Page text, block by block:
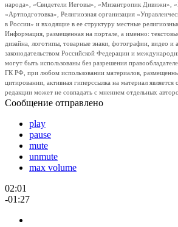
народа», «Свидетели Иеговы», «Мизантропик Дивижн»,
«Артподготовка», Религиозная организация
в России» и входящие в ее структуру местные
Информация, размещенная на портале, а именно:
дизайна, логотипы, товарные знаки, фотографии, видео и
законодательством Российской Федерации и
могут быть использованы без разрешения
ГК РФ, при любом использовании материалов,
цитировании, активная гиперссылка на материал
редакции может не совпадать с мнением отдельных
Сообщение отправлено
play
pause
mute
unmute
max volume
02:01
-01:27